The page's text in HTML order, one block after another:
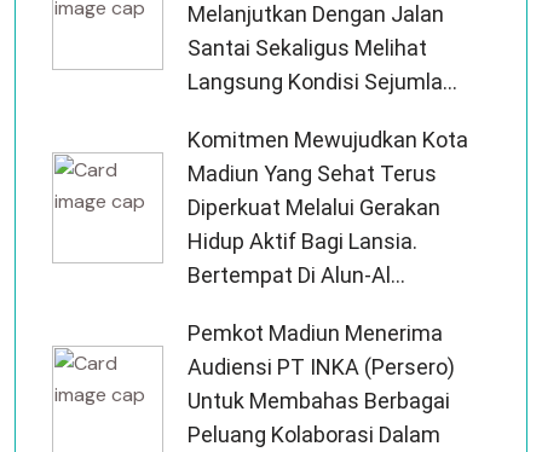
Melanjutkan Dengan Jalan
Santai Sekaligus Melihat
Langsung Kondisi Sejumla...
Komitmen Mewujudkan Kota
Madiun Yang Sehat Terus
Diperkuat Melalui Gerakan
Hidup Aktif Bagi Lansia.
Bertempat Di Alun-Al...
Pemkot Madiun Menerima
Audiensi PT INKA (Persero)
Untuk Membahas Berbagai
Peluang Kolaborasi Dalam